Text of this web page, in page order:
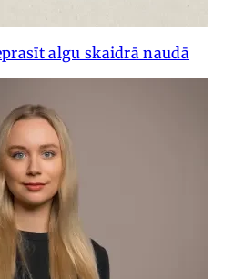
algu skaidrā naudā